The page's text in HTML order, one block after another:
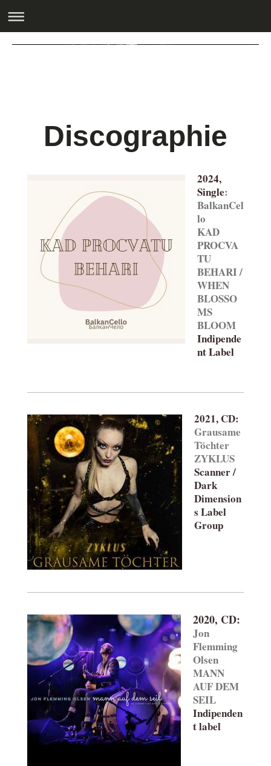
Discographie
2024,
Single:
BalkanCel
lo
KAD
PROCVA
TU
BEHARI /
WHEN
BLOSSO
MS
BLOOM
Indipende
nt Label
2021, CD:
Grausame
Töchter
ZYKLUS
Scanner /
Dark
Dimension
s Label
Group
2020, CD:
Jon
Flemming
Olsen
MANN
AUF DEM
SEIL
Indipenden
t label